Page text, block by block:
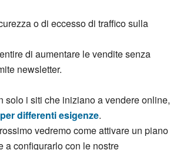
o di eccesso di traffico sulla
di aumentare le vendite senza
newsletter.
solo i siti che iniziano a vendere online,
differenti esigenze.
vedremo come attivare un piano
a configurarlo con le nostre